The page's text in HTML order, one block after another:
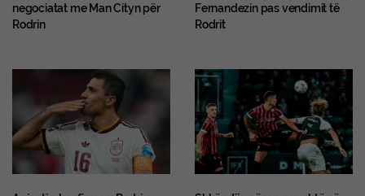
negociatat me Man Cityn për
Rodrin
Fernandezin pas vendimit të
Rodrit